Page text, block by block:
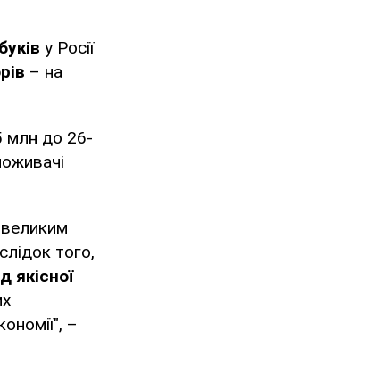
у Росії
– на
млн до 26-
того,
якісної
–